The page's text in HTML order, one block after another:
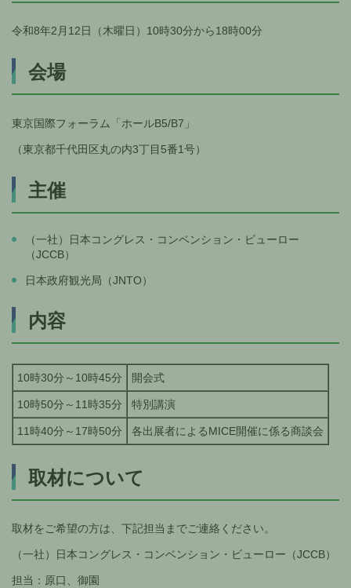
令和8年2月12日（木曜日）10時30分から18時00分
会場
東京国際フォーラム「ホールB5/B7」
（東京都千代田区丸の内3丁目5番1号）
主催
（一社）日本コングレス・コンベンション・ビューロー
（JCCB）
日本政府観光局（JNTO）
内容
10時30分～10時45分 開会式
10時50分～11時35分 特別講演
11時40分～17時50分 各出展者によるMICE開催に係る商談会
取材について
取材をご希望の方は、下記担当までご連絡ください。
（一社）日本コングレス・コンベンション・ビューロー（JCCB）
担当：原口、御園